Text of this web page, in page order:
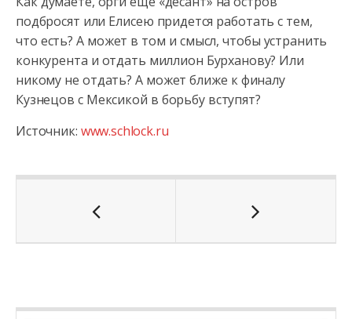
подбросят или Елисею придется работать с тем,
что есть? А может в том и смысл, чтобы устранить
конкурента и отдать миллион Бурханову? Или
никому не отдать? А может ближе к финалу
Кузнецов с Мексикой в борьбу вступят?
Источник: www.schlock.ru